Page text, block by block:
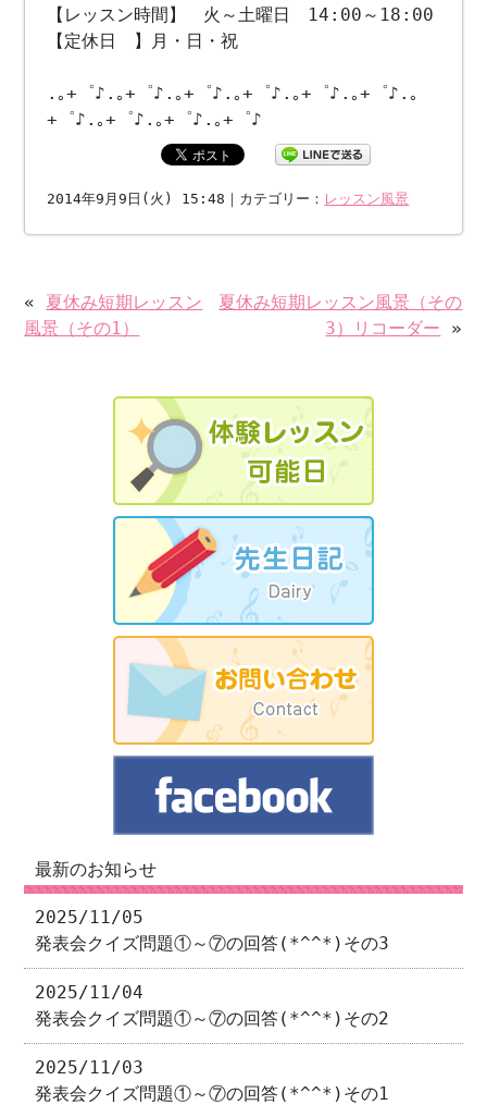
【レッスン時間】 火～土曜日 14:00～18:00
【定休日 】月・日・祝
.｡+゜♪.｡+゜♪.｡+゜♪.｡+゜♪.｡+゜♪.｡+゜♪.｡
+゜♪.｡+゜♪.｡+゜♪.｡+゜♪
2014年9月9日(火) 15:48｜カテゴリー： レッスン風景
« 夏休み短期レッスン
風景（その1）
夏休み短期レッスン風景（その
3）リコーダー »
最新のお知らせ
2025/11/05
発表会クイズ問題①～⑦の回答(*^^*)その3
2025/11/04
発表会クイズ問題①～⑦の回答(*^^*)その2
2025/11/03
発表会クイズ問題①～⑦の回答(*^^*)その1